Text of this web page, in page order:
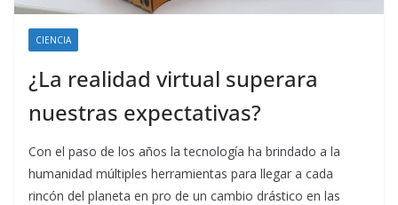
CIENCIA
¿La realidad virtual superara
nuestras expectativas?
Con el paso de los años la tecnología ha brindado a la
humanidad múltiples herramientas para llegar a cada
rincón del planeta en pro de un cambio drástico en las